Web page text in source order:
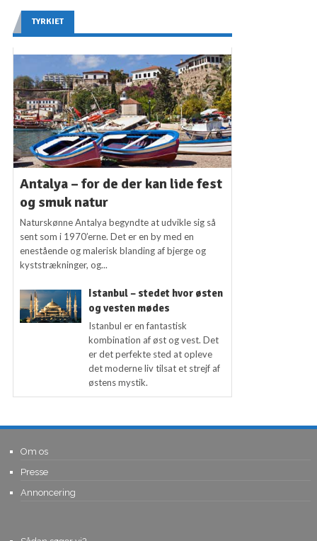
TYRKIET
Antalya – for de der kan lide fest
og smuk natur
Naturskønne Antalya begyndte at udvikle sig så
sent som i 1970’erne. Det er en by med en
enestående og malerisk blanding af bjerge og
kyststrækninger, og...
Istanbul – stedet hvor østen
og vesten mødes
Istanbul er en fantastisk
kombination af øst og vest. Det
er det perfekte sted at opleve
det moderne liv tilsat et strejf af
østens mystik.
Om os
Presse
Annoncering